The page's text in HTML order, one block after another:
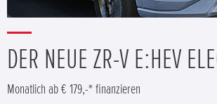
DER NEUE ZR-V E:HEV
Monatlich ab € 179,-* finanzieren